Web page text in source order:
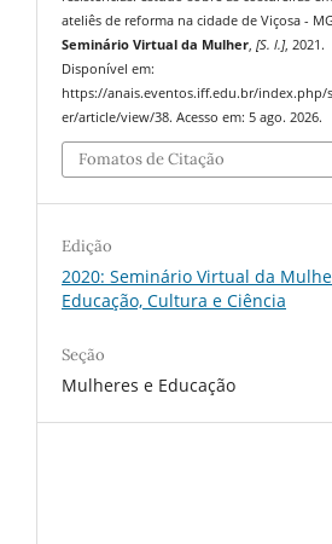
ateliês de reforma na cidade de Viçosa -
Seminário Virtual da Mulher,[S. l.], 2021.
Disponível em:
https://anais.eventos.iff.edu.br/index.php/
er/article/view/38. Acesso em: 5 ago. 2026.
Fomatos de Citação
Edição
2020: Seminário Virtual da
Educação, Cultura e Ciência
Seção
Mulheres e Educação